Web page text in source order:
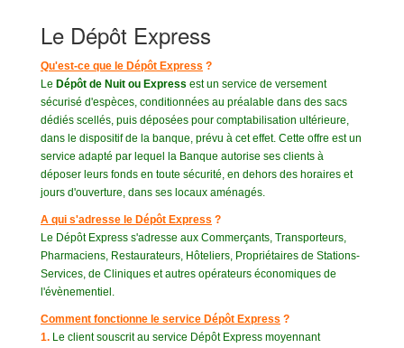
Le Dépôt Express
Qu'est-ce que le Dépôt Express ?
Le Dépôt de Nuit ou Express est un service de versement
sécurisé d'espèces, conditionnées au préalable dans des sacs
dédiés scellés, puis déposées pour comptabilisation ultérieure,
dans le dispositif de la banque, prévu à cet effet. Cette offre est un
service adapté par lequel la Banque autorise ses clients à
déposer leurs fonds en toute sécurité, en dehors des horaires et
jours d'ouverture, dans ses locaux aménagés.
A qui s'adresse le Dépôt Express ?
Le Dépôt Express s'adresse aux Commerçants, Transporteurs,
Pharmaciens, Restaurateurs, Hôteliers, Propriétaires de Stations-
Services, de Cliniques et autres opérateurs économiques de
l'évènementiel.
Comment fonctionne le service Dépôt Express ?
1. Le client souscrit au service Dépôt Express moyennant